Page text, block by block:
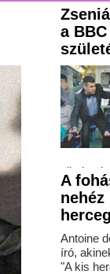
a
A
Antoine
író,
"A kis